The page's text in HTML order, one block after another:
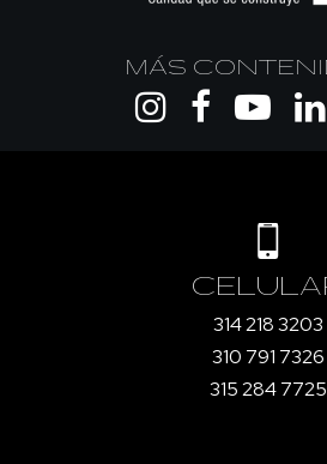
MÁS
314 218 3203
310 791 7326
315 284 7725